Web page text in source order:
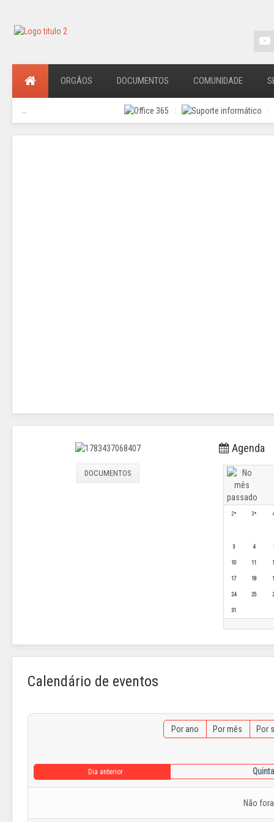
ORGÃOS DOCUMENTOS COMUNIDADE
DOCUMENTOS
Agenda
2ª 3ª
3 4
10 11
17 18
24 25
31
Calendário de eventos
Por ano Por mês Por
Dia anterior
Não